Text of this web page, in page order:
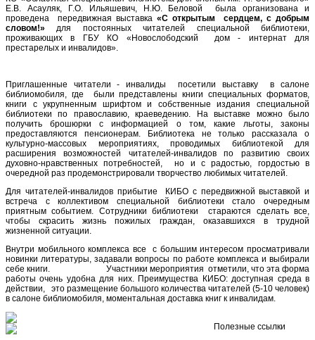
Е.В. Асауляк, Г.О. Ильяшевич, Н.Ю. Беловой была организована и
проведена передвижная выставка «С открытым сердцем, с добрым
словом!» для постоянных читателей специальной библиотеки,
проживающих в ГБУ КО «Новослободский дом - интернат для
престарелых и инвалидов».
Приглашенные читатели - инвалиды посетили выставку в салоне
библиомобиля, где были представлены книги специальных форматов,
книги с укрупненным шрифтом и собственные издания специальной
библиотеки по православию, краеведению. На выставке можно было
получить брошюрки с информацией о том, какие льготы, законы
предоставляются пенсионерам. Библиотека не только рассказала о
культурно-массовых мероприятиях, проводимых библиотекой для
расширения возможностей читателей-инвалидов по развитию своих
духовно-нравственных потребностей, но и с радостью, гордостью в
очередной раз продемонстрировали творчество любимых читателей.
Для читателей-инвалидов прибытие КИБО с передвижной выставкой и
встреча с коллективом специальной библиотеки стало очередным
приятным событием. Сотрудники библиотеки стараются сделать все,
чтобы скрасить жизнь пожилых граждан, оказавшихся в трудной
жизненной ситуации.
Внутри мобильного комплекса все с большим интересом просматривали
новинки литературы, задавали вопросы по работе комплекса и выбирали
себе книги. Участники мероприятия отметили, что эта форма
работы очень удобна для них. Преимущества КИБО: доступная среда в
действии, это размещение большого количества читателей (5-10 человек)
в салоне библиомобиля, моментальная доставка книг к инвалидам.
Полезные ссылки